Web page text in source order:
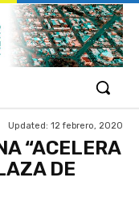
Updated: 12 febrero, 2020
“ACELERA
DE